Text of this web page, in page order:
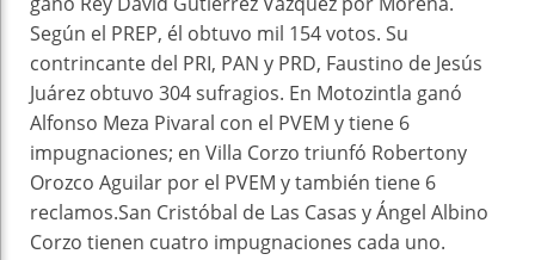
Según el PREP, él obtuvo mil 154 votos. Su
contrincante del PRI, PAN y PRD, Faustino de Jesús
Juárez obtuvo 304 sufragios. En Motozintla ganó
Alfonso Meza Pivaral con el PVEM y tiene 6
impugnaciones; en Villa Corzo triunfó Robertony
Orozco Aguilar por el PVEM y también tiene 6
reclamos.San Cristóbal de Las Casas y Ángel Albino
Corzo tienen cuatro impugnaciones cada uno.